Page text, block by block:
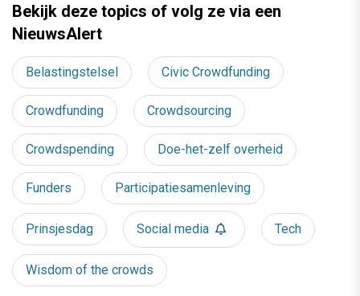
Bekijk deze topics of volg ze via een
NieuwsAlert
Belastingstelsel Civic Crowdfunding
Crowdfunding Crowdsourcing
Crowdspending Doe-het-zelf overheid
Funders Participatiesamenleving
Prinsjesdag Social media Tech
Wisdom of the crowds